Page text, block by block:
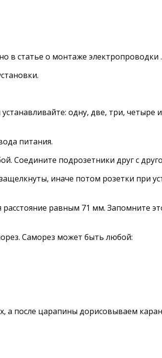
в статье о монтаже электропроводки .
одну, две, три, четыре
питания.
Соедините подрозетники друг с
иначе потом розетки при
равным 71 мм. Запомните
Саморез может быть любой:
а после царапины дорисовываем